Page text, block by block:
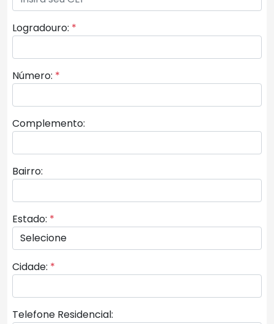
Logradouro: *
Número: *
Complemento:
Bairro:
Estado: *
Cidade: *
Telefone Residencial: